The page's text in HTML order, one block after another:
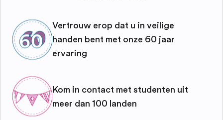
Vertrouw erop dat u in veilige
handen bent met onze 60 jaar
ervaring
Kom in contact met studenten uit
meer dan 100 landen